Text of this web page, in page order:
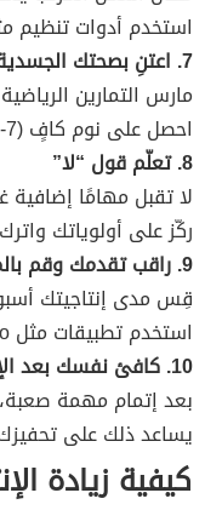
استخدم أدوات تنظيم
7. اعتنِ بصحتك الجسدية والعقلية
مارس التمارين
احصل على نوم كافٍ (7-8 ساعات) وتناول طعامًا صحيًا.
8. تعلّم قول “لا”
لا تقبل مهامًا
ركّز على أولوياتك واترك
9. راقب تقدمك وقم بالمراجعة
قِس مدى إنتاجيتك
استخدم تطبيقات مثل Trello أو Notion لتتبع تقدمك.
10. كافئ نفسك بعد الإنجاز
بعد إتمام مهمة
يساعد ذلك على
كيفية زيادة